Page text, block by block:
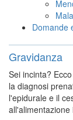
Domande
Gravidanza
Sei incinta?
la diagnosi
l'epidurale e il
all'alimentazione